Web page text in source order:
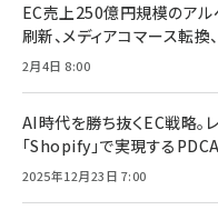
EC売上250億円規模のア
刷新、メディアコマース転換
2月4日 8:00
AI時代を勝ち抜くEC戦略。
「Shopify」で実現する
2025年12月23日 7:00